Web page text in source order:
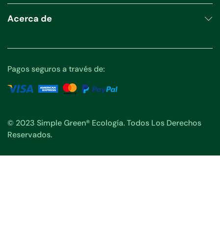
Acerca de
© 2023 Simple Green® Ecología. Todos Los Derechos
Reservados.
Pagos seguros a través de: